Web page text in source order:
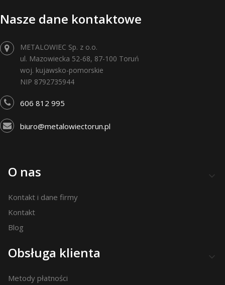
Nasze dane kontaktowe
606 812 995
biuro@metalowiectorun.pl
METALOWIEC Sp. z o.o.
ul. Mazowiecka 52-68, 87-100 Toruń
woj. kujawsko-pomorskie
NIP 8792735944
Linki w stopce
O nas
Kontakt i dane firmy
Kontakt
Blog
Obsługa klienta
Metody płatności